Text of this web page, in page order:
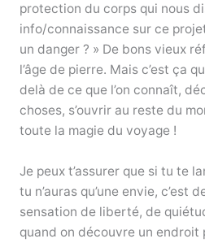
protection du corps qui nous
info/connaissance sur ce
un danger ? » De bons vieux
l’âge de pierre. Mais c’est ça
delà de ce que l’on connaît,
choses, s’ouvrir au reste du
toute la magie du voyage !
Je peux t’assurer que si tu te
tu n’auras qu’une envie, c’est
sensation de liberté, de
quand on découvre un endroit